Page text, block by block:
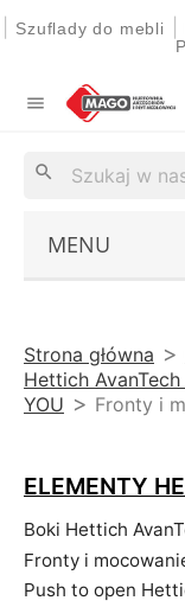
Szuflady do mebli

search
MENU
Strona główna
Hettich AvanTech
YOU
Fronty i
ELEMENTY
Boki Hettich
Fronty i
Push to open